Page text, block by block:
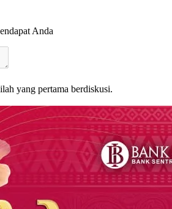
Anda
yang pertama berdiskusi.